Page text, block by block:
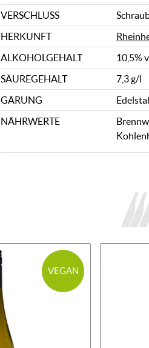
VERSCHLUSS
HERKUNFT
ALKOHOLGEHALT
10,5%
SÄUREGEHALT
7,3 g/l
GÄRUNG
NÄHRWERTE
VEGAN